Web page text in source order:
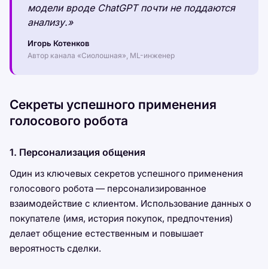
модели вроде ChatGPT почти не поддаются
анализу.»
Игорь Котенков
Автор канала «Сиолошная», ML-инженер
Секреты успешного применения
голосового робота
1. Персонализация общения
Один из ключевых секретов успешного применения
голосового робота — персонализированное
взаимодействие с клиентом. Использование данных о
покупателе (имя, история покупок, предпочтения)
делает общение естественным и повышает
вероятность сделки.